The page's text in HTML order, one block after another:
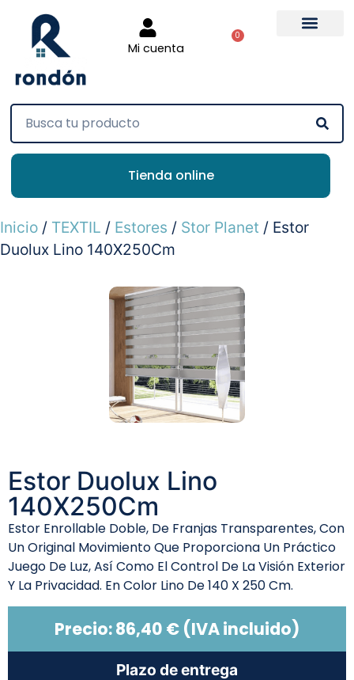
Mi cuenta
0
Tienda online
Inicio / TEXTIL / Estores / Stor Planet / Estor
Duolux Lino 140X250Cm
Estor Duolux Lino
140X250Cm
Estor Enrollable Doble, De Franjas Transparentes, Con
Un Original Movimiento Que Proporciona Un Práctico
Juego De Luz, Así Como El Control De La Visión Exterior
Y La Privacidad. En Color Lino De 140 X 250 Cm.
Precio:86,40 € (IVA incluido)
Plazo de entrega